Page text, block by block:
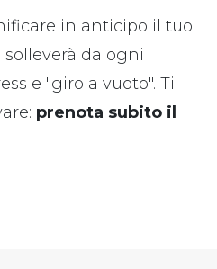
in anticipo il tuo
da ogni
e "giro a vuoto". Ti
prenota subito il